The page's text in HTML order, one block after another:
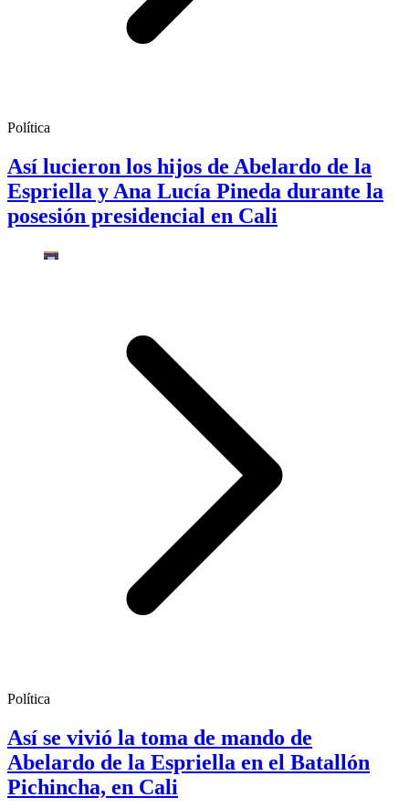
Política
Así lucieron los hijos de Abelardo de la
Espriella y Ana Lucía Pineda durante la
posesión presidencial en Cali
Política
Así se vivió la toma de mando de
Abelardo de la Espriella en el Batallón
Pichincha, en Cali